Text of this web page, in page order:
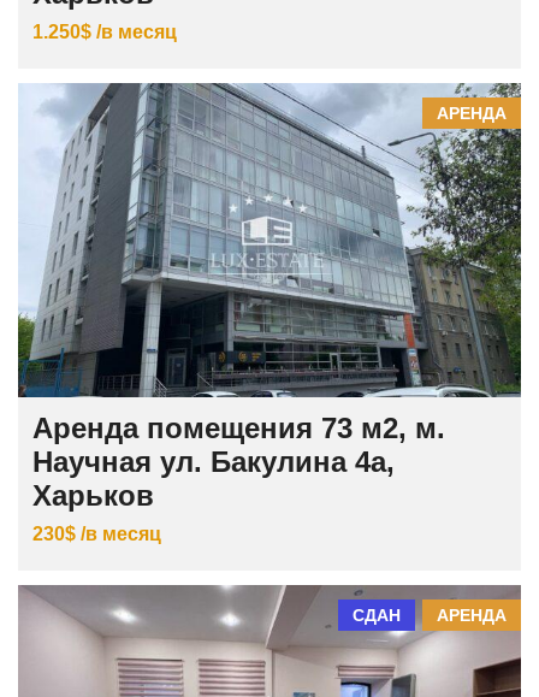
1.250$ /в месяц
АРЕНДА
Аренда помещения 73 м2, м.
Научная ул. Бакулина 4а,
Харьков
230$ /в месяц
АРЕНДА
СДАН